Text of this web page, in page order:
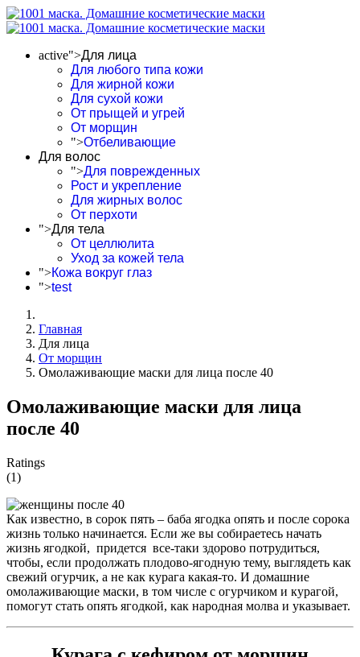
active">Для лица
Для любого типа кожи
Для жирной кожи
Для сухой кожи
От прыщей и угрей
От морщин
">Отбеливающие
Для волос
">Для поврежденных
Рост и укрепление
Для жирных волос
От перхоти
">Для тела
От целлюлита
Уход за кожей тела
">Кожа вокруг глаз
">test
Главная
Для лица
От морщин
Омолаживающие маски для лица после 40
Омолаживающие маски для лица
после 40
Ratings
(1)
Как известно, в сорок пять – баба ягодка опять и после сорока
жизнь только начинается. Если же вы собираетесь начать
жизнь ягодкой, придется все-таки здорово потрудиться,
чтобы, если продолжать плодово-ягодную тему, выглядеть как
свежий огурчик, а не как курага какая-то. И домашние
омолаживающие маски, в том числе с огурчиком и курагой,
помогут стать опять ягодкой, как народная молва и указывает.